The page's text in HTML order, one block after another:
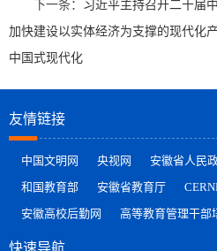
下一条： 习近平主持召开二十届
加快建设以实体经济为支撑的现代化
中国式现代化
友情链接
中国文明网 央视网 安徽省人民
和国教育部
安徽省教育厅
安徽高校后勤网
高等教育管理干部
快速导航